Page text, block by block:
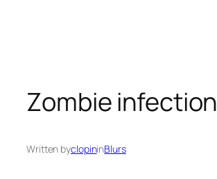
Zombie infection
Written byclopininBlurs